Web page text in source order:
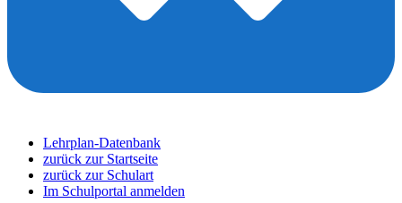
Lehrplan-Datenbank
zurück zur Startseite
zurück zur Schulart
Im Schulportal anmelden